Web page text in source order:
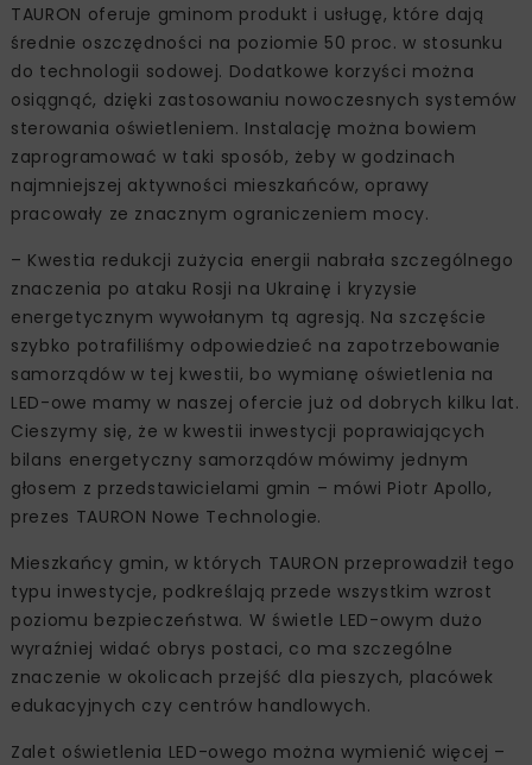
TAURON oferuje gminom produkt i usługę, które dają
średnie oszczędności na poziomie 50 proc. w stosunku
do technologii sodowej. Dodatkowe korzyści można
osiągnąć, dzięki zastosowaniu nowoczesnych systemów
sterowania oświetleniem. Instalację można bowiem
zaprogramować w taki sposób, żeby w godzinach
najmniejszej aktywności mieszkańców, oprawy
pracowały ze znacznym ograniczeniem mocy.
– Kwestia redukcji zużycia energii nabrała szczególnego
znaczenia po ataku Rosji na Ukrainę i kryzysie
energetycznym wywołanym tą agresją. Na szczęście
szybko potrafiliśmy odpowiedzieć na zapotrzebowanie
samorządów w tej kwestii, bo wymianę oświetlenia na
LED-owe mamy w naszej ofercie już od dobrych kilku lat.
Cieszymy się, że w kwestii inwestycji poprawiających
bilans energetyczny samorządów mówimy jednym
głosem z przedstawicielami gmin – mówi Piotr Apollo,
prezes TAURON Nowe Technologie.
Mieszkańcy gmin, w których TAURON przeprowadził tego
typu inwestycje, podkreślają przede wszystkim wzrost
poziomu bezpieczeństwa. W świetle LED-owym dużo
wyraźniej widać obrys postaci, co ma szczególne
znaczenie w okolicach przejść dla pieszych, placówek
edukacyjnych czy centrów handlowych.
Zalet oświetlenia LED-owego można wymienić więcej –